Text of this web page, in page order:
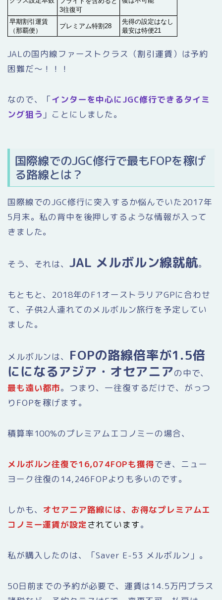
3往復可
早期割引運賃
（那覇便）
プレミアム特割28
先得の設定はなし
最安は特便21
JALの国内線ファーストクラス（割引運賃）は予約
困難だ〜！！！
なので、「インターを中心にJGC修行できるタイミ
ング狙う 」ことにしました。
国際線でのJGC修行で最もFOPを稼げ
る路線とは？
国際線でのJGC修行に突入するか悩んでいた2017年
5月末。私の背中を後押しするような情報が入って
きました。
そう、それは、 JAL メルボルン線就航。
もともと、2018年のF1オーストラリアGPに合わせ
て、子供2人連れてのメルボルン旅行を予定してい
ました。
メルボルンは、 FOPの路線倍率が1.5倍
にになるアジア・オセアニアの中で、
最も遠い都市。つまり、一往復するだけで、がっつ
りFOPを稼げます。
積算率100%のプレミアムエコノミーの場合、
メルボルン往復で16,074FOPも獲得でき、ニュー
ヨーク往復の14,246FOPよりも多いのです。
しかも、 オセアニア路線には、お得なプレミアムエ
コノミー運賃が設定されています。
私が購入したのは、「Saver E-53 メルボルン」。
50日前までの予約が必要で、運賃は14.5万円プラス